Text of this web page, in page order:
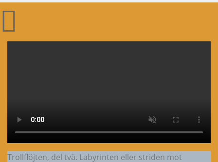
Trollflöjten, del två. Labyrinten eller striden mot